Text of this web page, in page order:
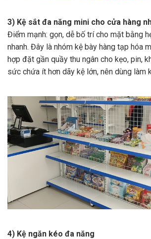
3) Kệ sắt đa năng mini cho cửa hàng
Điểm mạnh: gọn, dễ bố trí cho mặt bằng
nhanh. Đây là nhóm kệ bày hàng tạp hóa
hợp đặt gần quầy thu ngân cho kẹo, pin,
sức chứa ít hơn dãy kệ lớn, nên dùng làm
4) Kệ ngăn kéo đa năng